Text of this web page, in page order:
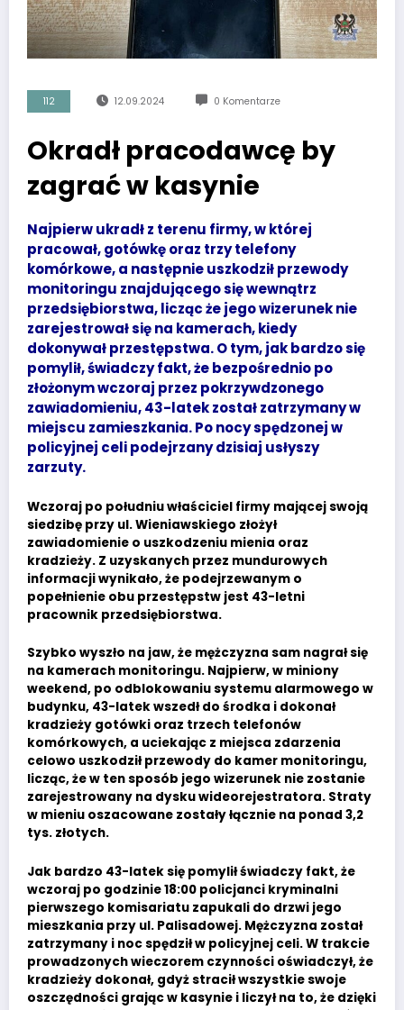
112 12.09.2024 0 Komentarze
Okradł pracodawcę by
zagrać w kasynie
Najpierw ukradł z terenu firmy, w której
pracował, gotówkę oraz trzy telefony
komórkowe, a następnie uszkodził przewody
monitoringu znajdującego się wewnątrz
przedsiębiorstwa, licząc że jego wizerunek nie
zarejestrował się na kamerach, kiedy
dokonywał przestępstwa. O tym, jak bardzo się
pomylił, świadczy fakt, że bezpośrednio po
złożonym wczoraj przez pokrzywdzonego
zawiadomieniu, 43-latek został zatrzymany w
miejscu zamieszkania. Po nocy spędzonej w
policyjnej celi podejrzany dzisiaj usłyszy
zarzuty.
Wczoraj po południu właściciel firmy mającej swoją
siedzibę przy ul. Wieniawskiego złożył
zawiadomienie o uszkodzeniu mienia oraz
kradzieży. Z uzyskanych przez mundurowych
informacji wynikało, że podejrzewanym o
popełnienie obu przestępstw jest 43-letni
pracownik przedsiębiorstwa.
Szybko wyszło na jaw, że mężczyzna sam nagrał się
na kamerach monitoringu. Najpierw, w miniony
weekend, po odblokowaniu systemu alarmowego w
budynku, 43-latek wszedł do środka i dokonał
kradzieży gotówki oraz trzech telefonów
komórkowych, a uciekając z miejsca zdarzenia
celowo uszkodził przewody do kamer monitoringu,
licząc, że w ten sposób jego wizerunek nie zostanie
zarejestrowany na dysku wideorejestratora. Straty
w mieniu oszacowane zostały łącznie na ponad 3,2
tys. złotych.
Jak bardzo 43-latek się pomylił świadczy fakt, że
wczoraj po godzinie 18:00 policjanci kryminalni
pierwszego komisariatu zapukali do drzwi jego
mieszkania przy ul. Palisadowej. Mężczyzna został
zatrzymany i noc spędził w policyjnej celi. W trakcie
prowadzonych wieczorem czynności oświadczył, że
kradzieży dokonał, gdyż stracił wszystkie swoje
oszczędności grając w kasynie i liczył na to, że dzięki